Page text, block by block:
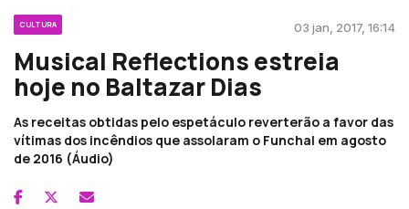
CULTURA 03 jan, 2017, 16:14
Musical Reflections estreia
hoje no Baltazar Dias
As receitas obtidas pelo espetáculo reverterão a favor das
vítimas dos incêndios que assolaram o Funchal em agosto
de 2016 (Áudio)